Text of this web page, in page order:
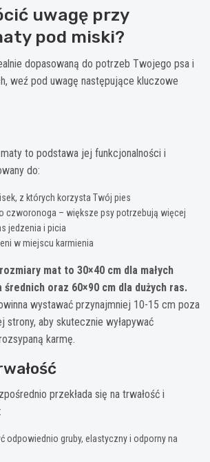
uwagę przy
pod miski?
dopasowaną do potrzeb Twojego psa i
weź pod uwagę następujące kluczowe
to podstawa jej funkcjonalności i
do:
z których korzysta Twój pies
czworonoga – większe psy potrzebują więcej
jedzenia i picia
w miejscu karmienia
mat to 30×40 cm dla małych
średnich oraz 60×90 cm dla dużych ras.
wystawać przynajmniej 10-15 cm poza
strony, aby skutecznie wyłapywać
karmę.
przekłada się na trwałość i
odpowiednio gruby, elastyczny i odporny na